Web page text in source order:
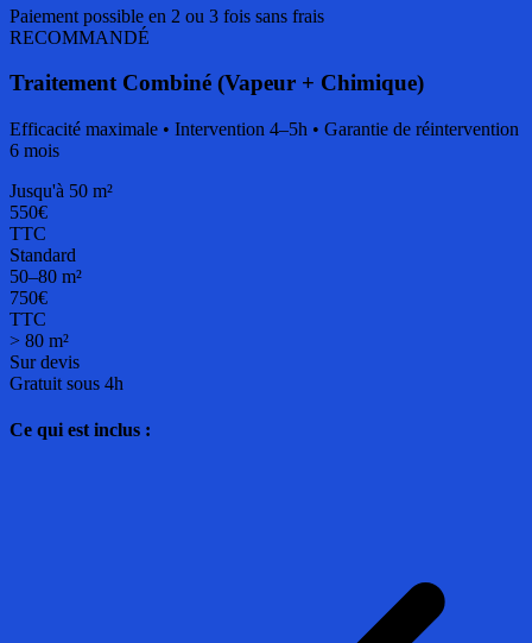
Paiement possible en 2 ou 3 fois sans frais
RECOMMANDÉ
Traitement Combiné (Vapeur + Chimique)
Efficacité maximale • Intervention 4–5h • Garantie de réintervention
6 mois
Jusqu'à 50 m²
550€
TTC
Standard
50–80 m²
750€
TTC
> 80 m²
Sur devis
Gratuit sous 4h
Ce qui est inclus :